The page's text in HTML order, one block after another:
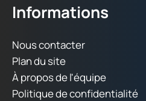
Informations
Nous contacter
Plan du site
À propos de l'équipe
Politique de confidentialité